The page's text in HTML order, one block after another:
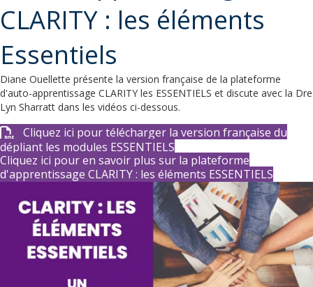
CLARITY : les éléments
Essentiels
Diane Ouellette présente la version française de la plateforme
d'auto-apprentissage CLARITY les ESSENTIELS et discute avec la Dre
Lyn Sharratt dans les vidéos ci-dessous.
Cliquez ici pour télécharger la version française du
dépliant les modules ESSENTIELS
Cliquez ici pour en savoir plus sur la plateforme
d'apprentissage CLARITY : les éléments ESSENTIELS